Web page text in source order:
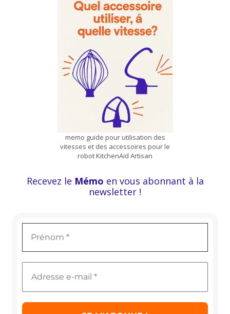
memo guide pour utilisation des
vitesses et des accessoires pour le
robot KitchenAid Artisan
Recevez le Mémo en vous abonnant à la
newsletter !